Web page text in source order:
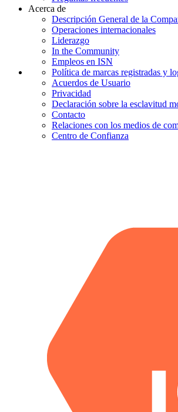
Acerca de
Descripción General de la
Operaciones internacionales
Liderazgo
In the Community
Empleos en ISN
Política de marcas registradas y
Acuerdos de Usuario
Privacidad
Declaración sobre la esclavitud
Contacto
Relaciones con los medios de
Centro de Confianza